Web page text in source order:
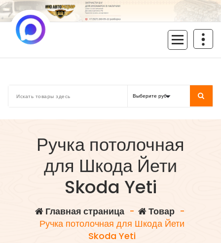
Перейти
к
содержимому
Ручка потолочная
для Шкода Йети
Skoda Yeti
Главная страница- Товар-
Ручка потолочная для Шкода Йети
Skoda Yeti